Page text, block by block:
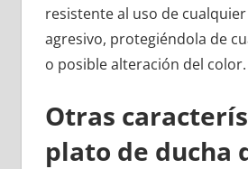
resistente al uso de
agresivo, protegiéndola de
o posible alteración del color.
Otras
plato de ducha